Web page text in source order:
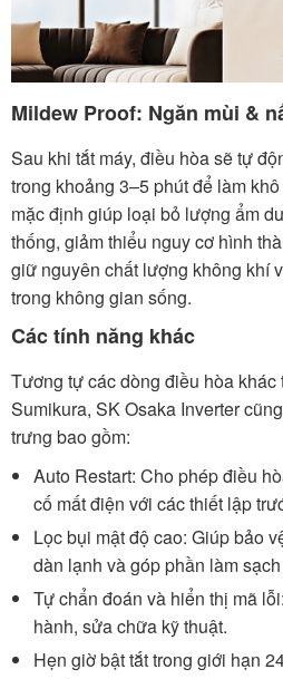
Mildew Proof: Ngăn mùi &
Sau khi tắt máy, điều hòa sẽ tự
trong khoảng 3–5 phút để làm
mặc định giúp loại bỏ lượng ẩm
thống, giảm thiểu nguy cơ hình
giữ nguyên chất lượng không khí
trong không gian sống.
Các tính năng khác
Tương tự các dòng điều hòa
Sumikura, SK Osaka Inverter
trưng bao gồm:
Auto Restart: Cho phép điều
cố mất điện với các thiết lập
Lọc bụi mật độ cao: Giúp bảo
dàn lạnh và góp phần làm
Tự chẩn đoán và hiển thị mã
hành, sửa chữa kỹ thuật.
Hẹn giờ bật tắt trong giới hạn